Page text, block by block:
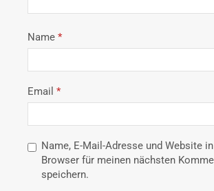
Name *
Email *
Name, E-Mail-Adresse und Website
Browser für meinen nächsten
speichern.